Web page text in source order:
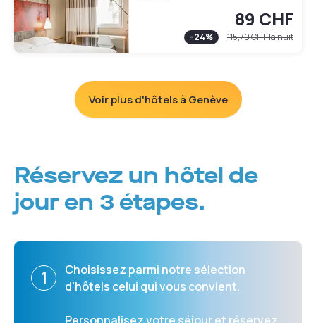
89 CHF
-24% 115,70 CHFla nuit
Voir plus d'hôtels à Genève
1
Choisissez parmi notre sélection
d'hôtels celui qui vous convient.
Réservez un hôtel de
jour en 3 étapes.